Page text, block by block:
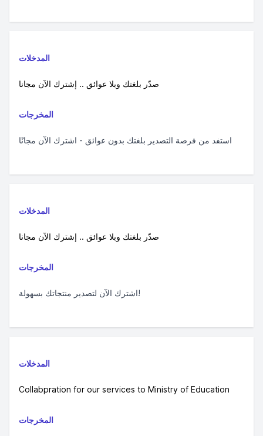
المدخلات
صدّر بلغتك وبلا عوائق .. إشترك الآن مجانا
المخرجات
استفد من فرصة التصدير بلغتك بدون عوائق - اشترك الآن مجانًا
المدخلات
صدّر بلغتك وبلا عوائق .. إشترك الآن مجانا
المخرجات
اشترك الآن لتصدير منتجاتك بسهولة!
المدخلات
Collabpration for our services to Ministry of Education
المخرجات